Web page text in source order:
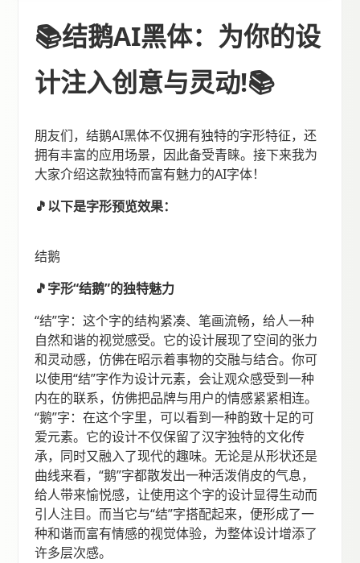
📚结鹅AI黑体：为你的设
计注入创意与灵动!📚
朋友们，结鹅AI黑体不仅拥有独特的字形特征，还
拥有丰富的应用场景，因此备受青睐。接下来我为
大家介绍这款独特而富有魅力的AI字体！
🎵以下是字形预览效果：
结鹅
🎵字形“结鹅”的独特魅力
“结”字：这个字的结构紧凑、笔画流畅，给人一种
自然和谐的视觉感受。它的设计展现了空间的张力
和灵动感，仿佛在昭示着事物的交融与结合。你可
以使用“结”字作为设计元素，会让观众感受到一种
内在的联系，仿佛把品牌与用户的情感紧紧相连。
“鹅”字：在这个字里，可以看到一种韵致十足的可
爱元素。它的设计不仅保留了汉字独特的文化传
承，同时又融入了现代的趣味。无论是从形状还是
曲线来看，“鹅”字都散发出一种活泼俏皮的气息，
给人带来愉悦感，让使用这个字的设计显得生动而
引人注目。而当它与“结”字搭配起来，便形成了一
种和谐而富有情感的视觉体验，为整体设计增添了
许多层次感。